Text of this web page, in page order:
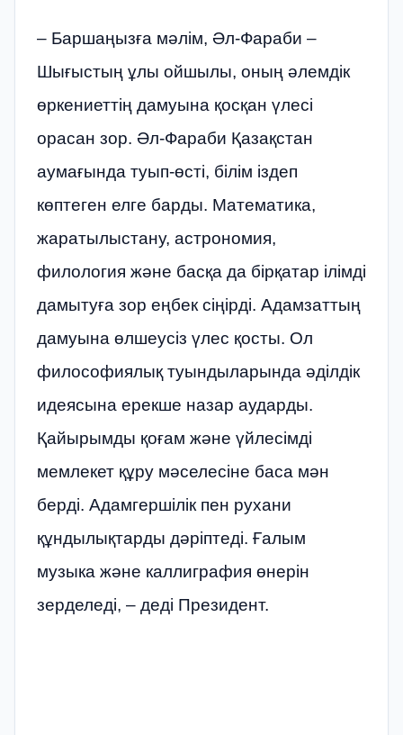
– Баршаңызға мәлім, Әл-Фараби –
Шығыстың ұлы ойшылы, оның әлемдік
өркениеттің дамуына қосқан үлесі
орасан зор. Әл-Фараби Қазақстан
аумағында туып-өсті, білім іздеп
көптеген елге барды. Математика,
жаратылыстану, астрономия,
филология және басқа да бірқатар ілімді
дамытуға зор еңбек сіңірді. Адамзаттың
дамуына өлшеусіз үлес қосты. Ол
философиялық туындыларында әділдік
идеясына ерекше назар аударды.
Қайырымды қоғам және үйлесімді
мемлекет құру мәселесіне баса мән
берді. Адамгершілік пен рухани
құндылықтарды дәріптеді. Ғалым
музыка және каллиграфия өнерін
зерделеді, – деді Президент.